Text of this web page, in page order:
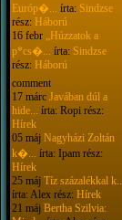
Európ�...
írta: Sindzse
rész: Háború
16 febr
„Húzzatok a
p*cs�...
írta: Sindzse
rész: Háború
comment
17 márc Javában dúl a
hide...
írta: Ropi rész:
Hírek
05 máj Nagyházi Zoltán
k�...
írta: Ipam rész:
Hírek
25 máj Tíz százalékkal k...
írta: Alex rész: Hírek
21 máj Bertha Szilvia: